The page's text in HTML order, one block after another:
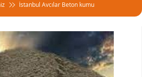
İstanbul Avcılar Beton kumu